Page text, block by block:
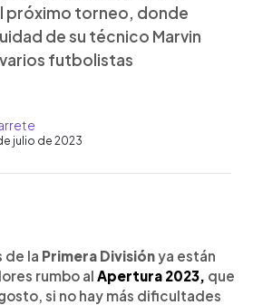
próximo torneo, donde
de su técnico Marvin
futbolistas
julio de 2023
de la Primera Divisiónya están
rumbo al Apertura 2023, que
si no hay más dificultades